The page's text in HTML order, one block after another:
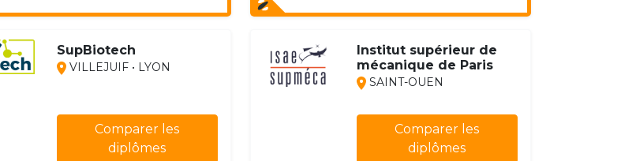
SupBiotech
VILLEJUIF • LYON
Comparer les
diplômes
Institut supérieur de
mécanique de Paris
SAINT-OUEN
Comparer les
diplômes